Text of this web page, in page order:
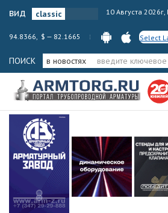
вид 10 Августа
94.8366, $ — 82.1665 Select
ПОИСК в новостях